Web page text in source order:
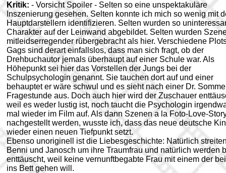
Kritik: - Vorsicht Spoiler - Selten so eine unspektakuläre
Inszenierung gesehen. Selten konnte ich mich so wenig mit
Hauptdarstellern identifizieren. Selten wurden so
Charakter auf der Leinwand abgebildet. Selten wurden
mitleidserregender rübergebracht als hier. Verschiedene
Gags sind derart einfallslos, dass man sich fragt, ob der
Drehbuchautor jemals überhaupt auf einer Schule war. Als
Höhepunkt sei hier das Vorstellen der Jungs bei der
Schulpsychologin genannt. Sie tauchen dort auf und einer
behauptet er wäre schwul und es sieht nach einer Dr.
Fragestunde aus. Doch auch hier wird der Zuschauer
weil es weder lustig ist, noch taucht die Psychologin
mal wieder im Film auf. Als dann Szenen a la Foto-Love-
nachgestellt werden, wusste ich, dass das neue deutsche
wieder einen neuen Tiefpunkt setzt.
Ebenso unoriginell ist die Liebesgeschichte: Natürlich
Benni und Janosch um ihre Traumfrau und natürlich werden
enttäuscht, weil keine vernunftbegabte Frau mit einem der
ins Bett gehen will.